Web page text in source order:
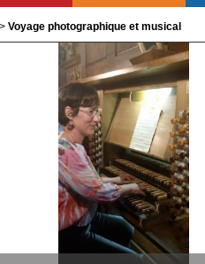
Voyage photographique et musical